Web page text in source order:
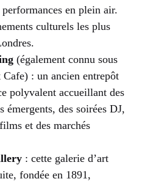
en plein air.
culturels les plus
(également connu sous
: un ancien entrepôt
polyvalent accueillant des
émergents, des soirées DJ,
et des marchés
: cette galerie d’art
fondée en 1891,